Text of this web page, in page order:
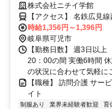
株式会社ニチイ学館
【アクセス】 名鉄広見線西可児駅 徒歩
時給1,356円～1,396円
岐阜県可児市
【勤務日数】 週3日以
20：00の間 実働6時間
の状況に合わせて気軽に
【職種】 訪問介護 サー
イト
制服あり 業界未経験者歓迎 育